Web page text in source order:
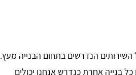
השירותים הנדרשים בתחום הבנייה מעץ.
כל בנייה אחרת כנדרש אנחנו יכולים